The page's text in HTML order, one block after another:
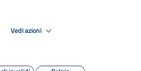
Vedi azioni